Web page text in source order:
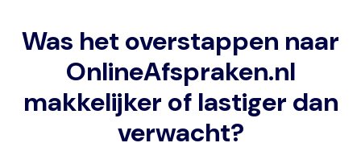
Was het overstappen naar
OnlineAfspraken.nl
makkelijker of lastiger dan
verwacht?